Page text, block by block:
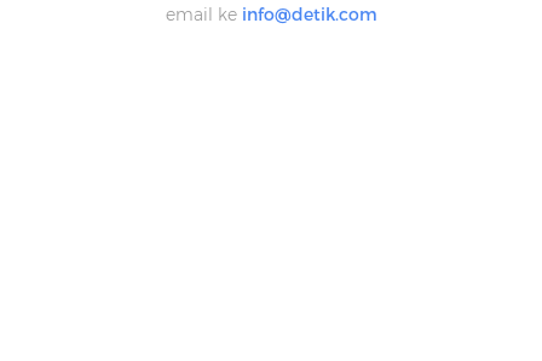
email ke info@detik.com